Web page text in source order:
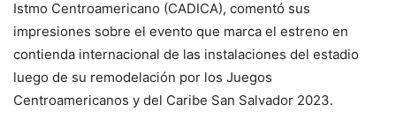
Istmo Centroamericano (CADICA), comentó sus
impresiones sobre el evento que marca el estreno en
contienda internacional de las instalaciones del estadio
luego de su remodelación por los Juegos
Centroamericanos y del Caribe San Salvador 2023.